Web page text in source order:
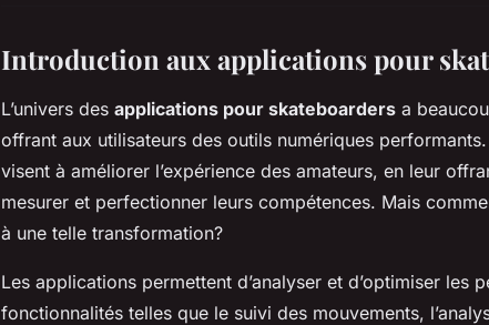
Introduction aux applications pour
L’univers des applications pour skateboarders a
offrant aux utilisateurs des outils numériques
visent à améliorer l’expérience des amateurs, en leur
mesurer et perfectionner leurs compétences. Mais
à une telle transformation?
Les applications permettent d’analyser et d’optimiser les
fonctionnalités telles que le suivi des mouvements,